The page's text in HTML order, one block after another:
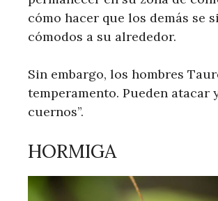
cómo hacer que los demás se
cómodos a su alrededor.
Sin embargo, los hombres
temperamento. Pueden atacar
cuernos”.
HORMIGA